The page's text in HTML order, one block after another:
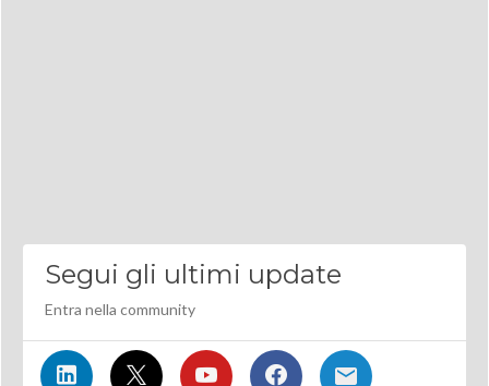
Segui gli ultimi update
Entra nella community